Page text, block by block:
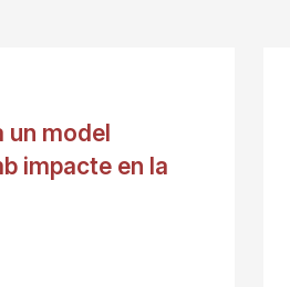
un model
impacte en la